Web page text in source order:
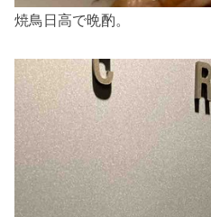
焼鳥日高で晩酌。